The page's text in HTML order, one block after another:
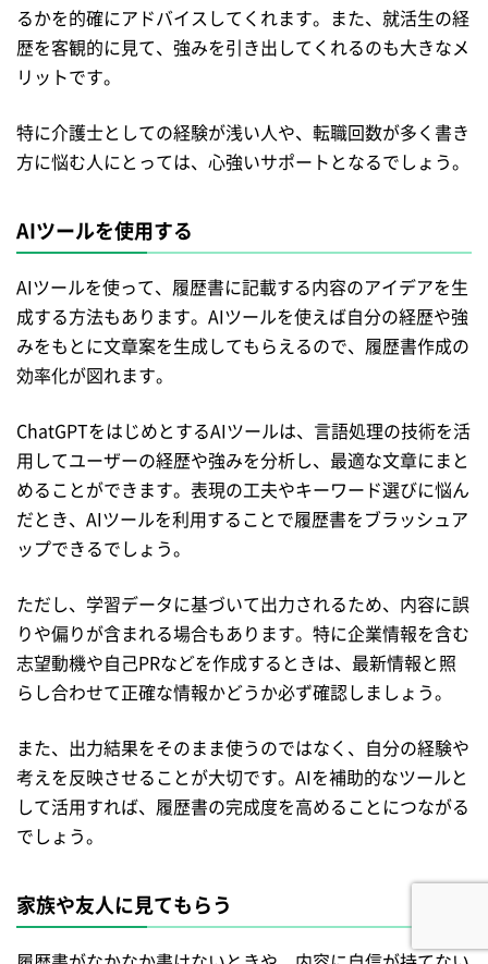
るかを的確にアドバイスしてくれます。また、就活生の経
歴を客観的に見て、強みを引き出してくれるのも大きなメ
リットです。
特に介護士としての経験が浅い人や、転職回数が多く書き
方に悩む人にとっては、心強いサポートとなるでしょう。
AIツールを使用する
AIツールを使って、履歴書に記載する内容のアイデアを生
成する方法もあります。AIツールを使えば自分の経歴や強
みをもとに文章案を生成してもらえるので、履歴書作成の
効率化が図れます。
ChatGPTをはじめとするAIツールは、言語処理の技術を活
用してユーザーの経歴や強みを分析し、最適な文章にまと
めることができます。表現の工夫やキーワード選びに悩ん
だとき、AIツールを利用することで履歴書をブラッシュア
ップできるでしょう。
ただし、学習データに基づいて出力されるため、内容に誤
りや偏りが含まれる場合もあります。特に企業情報を含む
志望動機や自己PRなどを作成するときは、最新情報と照
らし合わせて正確な情報かどうか必ず確認しましょう。
また、出力結果をそのまま使うのではなく、自分の経験や
考えを反映させることが大切です。AIを補助的なツールと
して活用すれば、履歴書の完成度を高めることにつながる
でしょう。
家族や友人に見てもらう